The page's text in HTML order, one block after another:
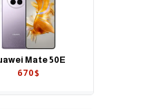
Mate 50E
670$